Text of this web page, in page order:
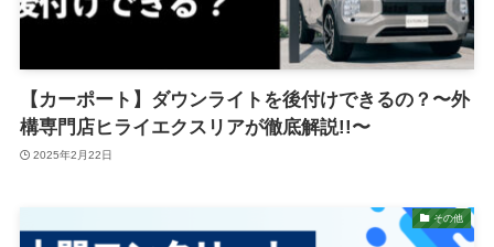
【カーポート】ダウンライトを後付けできるの？〜外
構専門店ヒライエクスリアが徹底解説!!〜
2025年2月22日
その他